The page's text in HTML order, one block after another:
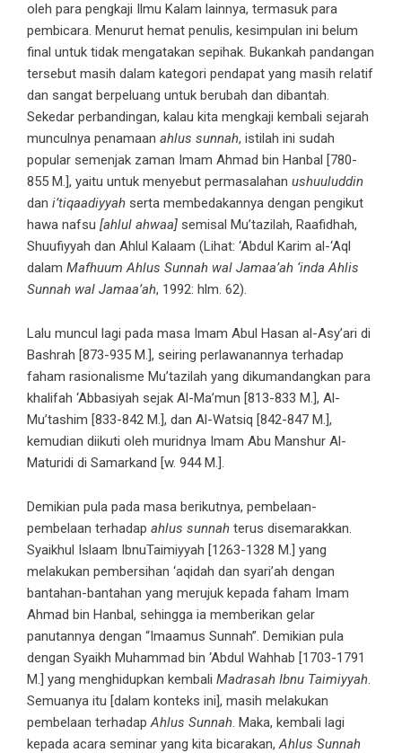
oleh para pengkaji Ilmu Kalam lainnya, termasuk para
pembicara. Menurut hemat penulis, kesimpulan ini belum
final untuk tidak mengatakan sepihak. Bukankah pandangan
tersebut masih dalam kategori pendapat yang masih relatif
dan sangat berpeluang untuk berubah dan dibantah.
Sekedar perbandingan, kalau kita mengkaji kembali sejarah
munculnya penamaan ahlus sunnah, istilah ini sudah
popular semenjak zaman Imam Ahmad bin Hanbal [780-
855 M.], yaitu untuk menyebut permasalahan ushuuluddin
dan i’tiqaadiyyah serta membedakannya dengan pengikut
hawa nafsu [ahlul ahwaa] semisal Mu’tazilah, Raafidhah,
Shuufiyyah dan Ahlul Kalaam (Lihat: ‘Abdul Karim al-‘Aql
dalam Mafhuum Ahlus Sunnah wal Jamaa’ah ‘inda Ahlis
Sunnah wal Jamaa’ah, 1992: hlm. 62).
Lalu muncul lagi pada masa Imam Abul Hasan al-Asy’ari di
Bashrah [873-935 M.], seiring perlawanannya terhadap
faham rasionalisme Mu’tazilah yang dikumandangkan para
khalifah ‘Abbasiyah sejak Al-Ma’mun [813-833 M.], Al-
Mu’tashim [833-842 M.], dan Al-Watsiq [842-847 M.],
kemudian diikuti oleh muridnya Imam Abu Manshur Al-
Maturidi di Samarkand [w. 944 M.].
Demikian pula pada masa berikutnya, pembelaan-
pembelaan terhadap ahlus sunnah terus disemarakkan.
Syaikhul Islaam IbnuTaimiyyah [1263-1328 M.] yang
melakukan pembersihan ‘aqidah dan syari’ah dengan
bantahan-bantahan yang merujuk kepada faham Imam
Ahmad bin Hanbal, sehingga ia memberikan gelar
panutannya dengan “Imaamus Sunnah”. Demikian pula
dengan Syaikh Muhammad bin ‘Abdul Wahhab [1703-1791
M.] yang menghidupkan kembali Madrasah Ibnu Taimiyyah
Semuanya itu [dalam konteks ini], masih melakukan
pembelaan terhadap Ahlus Sunnah . Maka, kembali lagi
kepada acara seminar yang kita bicarakan, Ahlus Sunnah